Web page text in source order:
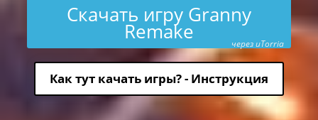
Скачать игру Granny
Remake через uTorria
Как тут качать игры? - Инструкция